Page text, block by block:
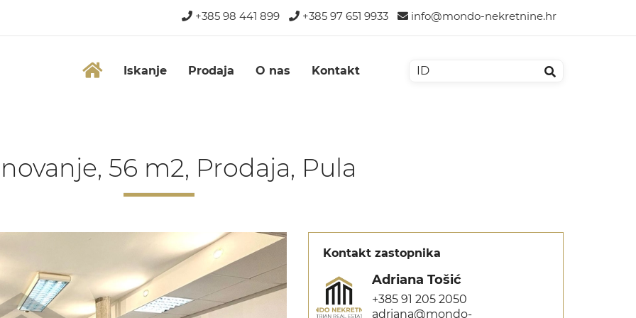
+385 98 441 899 +385 97 651 9933 info@mondo-nekretnine.hr
Iskanje Prodaja O nas Kontakt
56 m2, Prodaja, Pula
Kontakt zastopnika
Adriana Tošić
+385 91 205 2050
adriana@mondo-